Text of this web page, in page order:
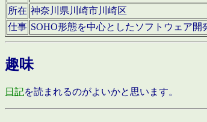
所在 神奈川県川崎市川崎区
仕事 SOHO形態を中心としたソフトウェア開
趣味
日記を読まれるのがよいかと思います。